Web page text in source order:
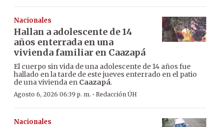
Nacionales
Hallan a adolescente de 14
años enterrada en una
vivienda familiar en Caazapá
El cuerpo sin vida de una adolescente de 14 años fue
hallado en la tarde de este jueves enterrado en el patio
de una vivienda en Caazapá.
Agosto 6, 2026 06:39 p. m. · Redacción ÚH
Nacionales